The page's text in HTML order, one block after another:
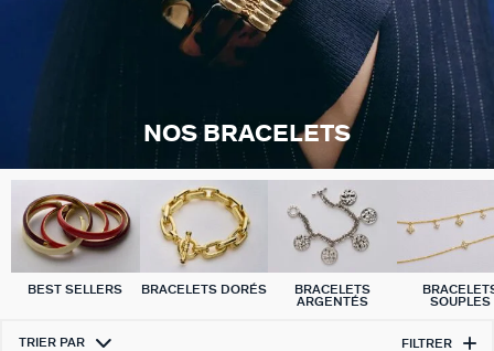
NOS BRACELETS
BEST SELLERS BRACELETS DORÉS
BRACELETS
ARGENTÉS
SOUPLES
TRIER PAR FILTRER